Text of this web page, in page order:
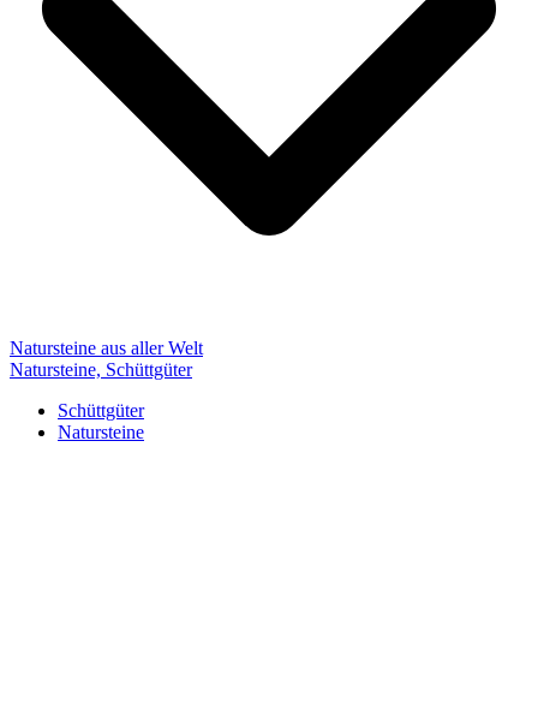
Natursteine aus aller Welt
Natursteine, Schüttgüter
Schüttgüter
Natursteine